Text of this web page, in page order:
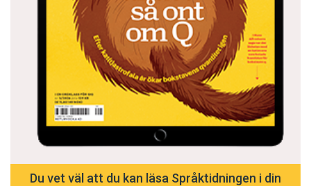
Du vet väl att du kan läsa Språktidningen i din